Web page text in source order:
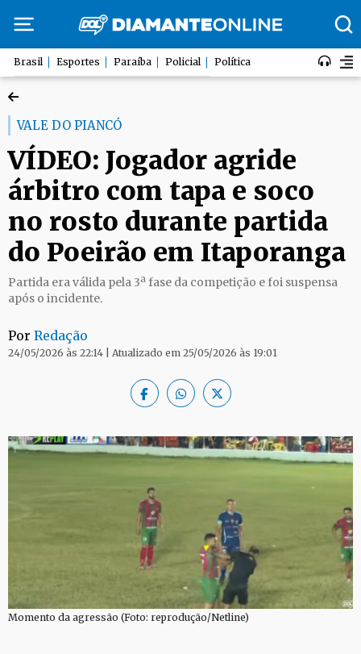
Brasil Esportes Paraíba Policial Política
VALE DO PIANCÓ
VÍDEO: Jogador agride
árbitro com tapa e soco
no rosto durante partida
do Poeirão em Itaporanga
Partida era válida pela 3ª fase da competição e foi suspensa
após o incidente.
Por Redação
24/05/2026 às 22:14 | Atualizado em 25/05/2026 às 19:01
Momento da agressão (Foto: reprodução/Netline)